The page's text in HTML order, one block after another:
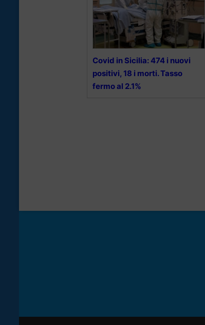
Covid in Sicilia: 474 i nuovi
positivi, 18 i morti. Tasso
fermo al 2.1%